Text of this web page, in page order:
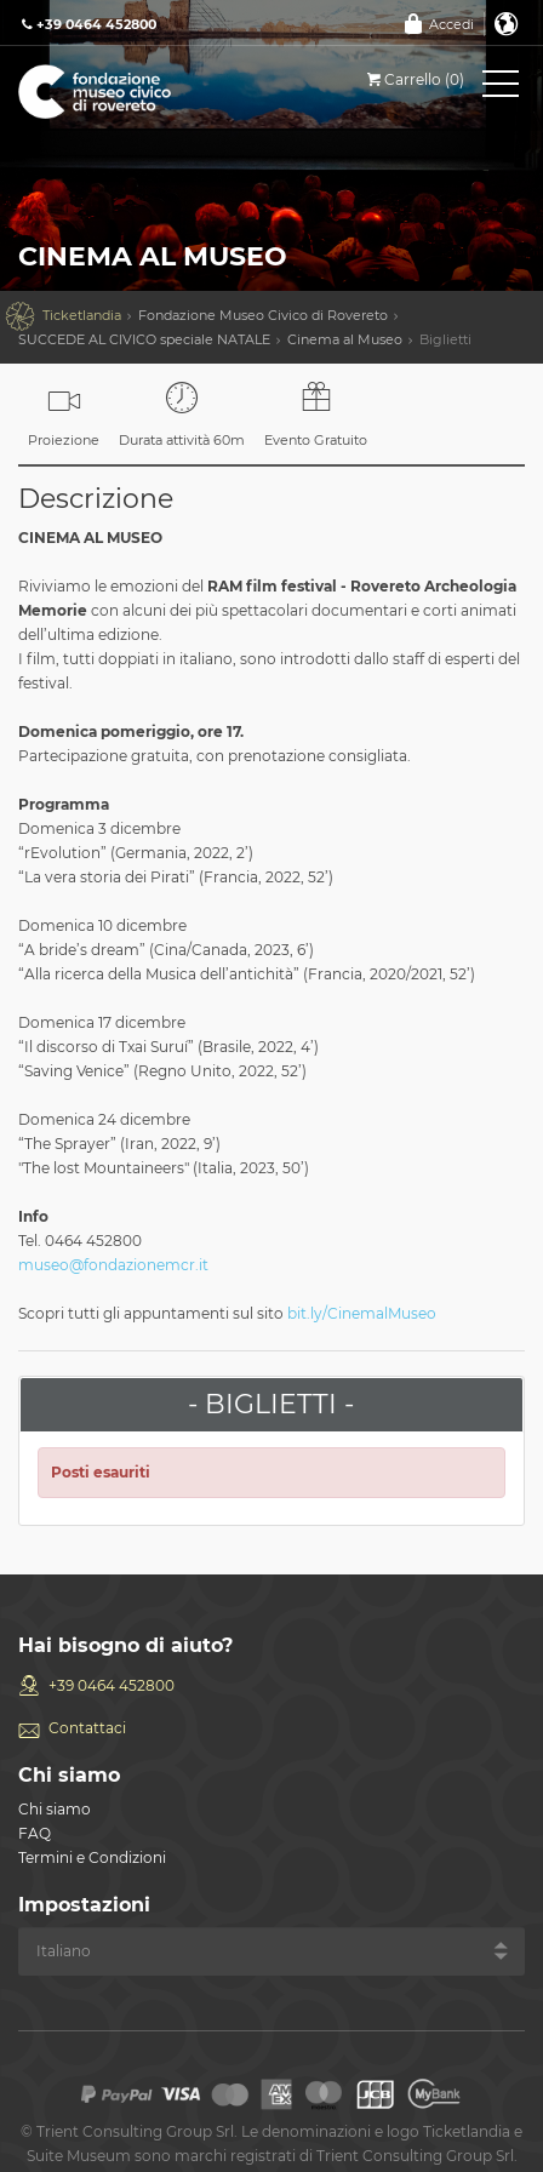
+39 0464 452800 Accedi
Carrello (0)
CINEMA AL MUSEO
 Ticketlandia
Fondazione Museo Civico di Rovereto
SUCCEDE AL CIVICO speciale NATALE
Cinema al Museo Biglietti
Proiezione Durata attività 60m Evento Gratuito
Descrizione
CINEMA AL MUSEO
Riviviamo le emozioni del RAM film festival - Rovereto Archeologia
Memorie con alcuni dei più spettacolari documentari e corti animati
dell’ultima edizione.
I film, tutti doppiati in italiano, sono introdotti dallo staff di esperti del
festival.
Domenica pomeriggio, ore 17.
Partecipazione gratuita, con prenotazione consigliata.
Programma
Domenica 3 dicembre
“rEvolution” (Germania, 2022, 2’)
“La vera storia dei Pirati” (Francia, 2022, 52’)
Domenica 10 dicembre
“A bride’s dream” (Cina/Canada, 2023, 6’)
“Alla ricerca della Musica dell’antichità” (Francia, 2020/2021, 52’)
Domenica 17 dicembre
“Il discorso di Txai Suruí” (Brasile, 2022, 4’)
“Saving Venice” (Regno Unito, 2022, 52’)
Domenica 24 dicembre
“The Sprayer” (Iran, 2022, 9’)
"The lost Mountaineers" (Italia, 2023, 50’)
Info
Tel. 0464 452800
museo@fondazionemcr.it
Scopri tutti gli appuntamenti sul sito bit.ly/CinemalMuseo
- BIGLIETTI -
Posti esauriti
Hai bisogno di aiuto?
+39 0464 452800
Contattaci
Chi siamo
Chi siamo
FAQ
Termini e Condizioni
Impostazioni
© Trient Consulting Group Srl. Le denominazioni e logo Ticketlandia e
Suite Museum sono marchi registrati di Trient Consulting Group Srl.